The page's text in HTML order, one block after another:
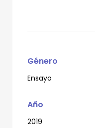
Género
Ensayo
Año
2019